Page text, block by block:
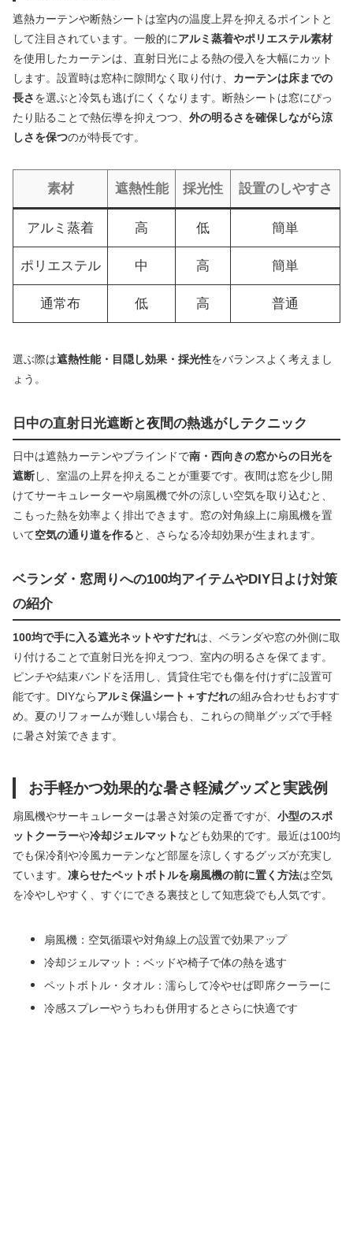
遮熱カーテンや断熱シートは室内の温度上昇を抑えるポイントと
して注目されています。一般的にアルミ蒸着やポリエステル素材
を使用したカーテンは、直射日光による熱の侵入を大幅にカット
します。設置時は窓枠に隙間なく取り付け、 カーテンは床までの
長さを選ぶと冷気も逃げにくくなります。断熱シートは窓にぴっ
たり貼ることで熱伝導を抑えつつ、 外の明るさを確保しながら涼
しさを保つのが特長です。
素材 遮熱性能 採光性 設置のしやすさ
アルミ蒸着 高 低 簡単
ポリエステル 中 高 簡単
通常布 低 高 普通
選ぶ際は遮熱性能・目隠し効果・採光性をバランスよく考えまし
ょう。
日中の直射日光遮断と夜間の熱逃がしテクニック
日中は遮熱カーテンやブラインドで南・西向きの窓からの日光を
遮断し、室温の上昇を抑えることが重要です。夜間は窓を少し開
けてサーキュレーターや扇風機で外の涼しい空気を取り込むと、
こもった熱を効率よく排出できます。窓の対角線上に扇風機を置
いて空気の通り道を作ると、さらなる冷却効果が生まれます。
ベランダ・窓周りへの100均アイテムやDIY日よけ対策
の紹介
100均で手に入る遮光ネットやすだれは、ベランダや窓の外側に取
り付けることで直射日光を抑えつつ、室内の明るさを保てます。
ピンチや結束バンドを活用し、賃貸住宅でも傷を付けずに設置可
能です。DIYならアルミ保温シート＋すだれの組み合わせもおすす
め。夏のリフォームが難しい場合も、これらの簡単グッズで手軽
に暑さ対策できます。
お手軽かつ効果的な暑さ軽減グッズと実践例
扇風機やサーキュレーターは暑さ対策の定番ですが、 小型のスポ
ットクーラーや冷却ジェルマットなども効果的です。最近は100均
でも保冷剤や冷風カーテンなど部屋を涼しくするグッズが充実し
ています。 凍らせたペットボトルを扇風機の前に置く方法は空気
を冷やしやすく、すぐにできる裏技として知恵袋でも人気です。
扇風機：空気循環や対角線上の設置で効果アップ
冷却ジェルマット：ベッドや椅子で体の熱を逃す
ペットボトル・タオル：濡らして冷やせば即席クーラーに
冷感スプレーやうちわも併用するとさらに快適です